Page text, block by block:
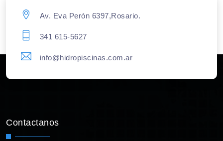
Av. Eva Perón 6397,Rosario.
341 615-5627
info@hidropiscinas.com.ar
Contactanos